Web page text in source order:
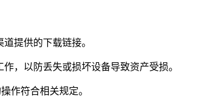
提供的下载链接。
，以防丢失或损坏设备导致资产受损。
作符合相关规定。